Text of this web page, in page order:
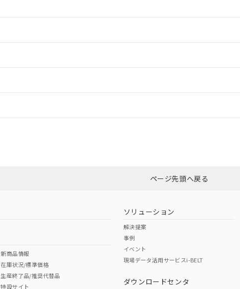
ダウンロードはこちら
Cr(VI)
ページ先頭へ戻る
新商品情報
在庫状況/標準価格
生産終了品/推奨代替品
特設サイト
ソリューション
解決提案
事例
イベント
現場データ活用サービスi-BELT
ダウンロードセンタ